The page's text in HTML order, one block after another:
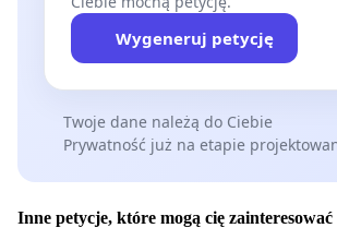
Wygeneruj petycję
Twoje dane należą do Ciebie
Prywatność już na etapie
Inne petycje, które mogą cię zainteresować